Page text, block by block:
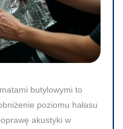
butylowymi to
poziomu hałasu
akustyki w